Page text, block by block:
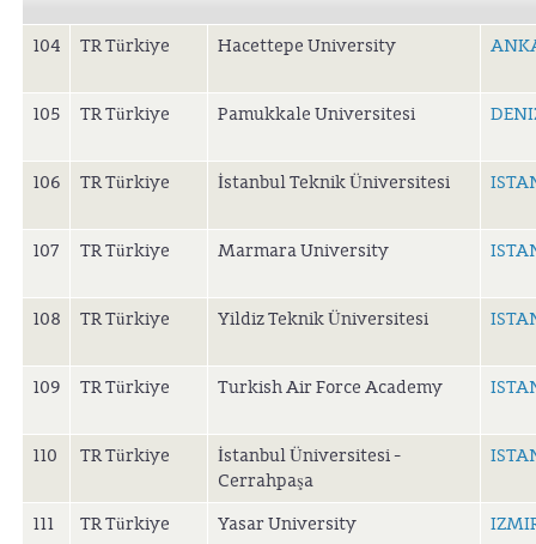
104 TR Türkiye Hacettepe University
105 TR Türkiye Pamukkale Universitesi
106 TR Türkiye İstanbul Teknik Üniversitesi
107 TR Türkiye Marmara University
108 TR Türkiye Yildiz Teknik Üniversitesi
109 TR Türkiye Turkish Air Force Academy
110 TR Türkiye
İstanbul Üniversitesi -
Cerrahpaşa
111 TR Türkiye Yasar University